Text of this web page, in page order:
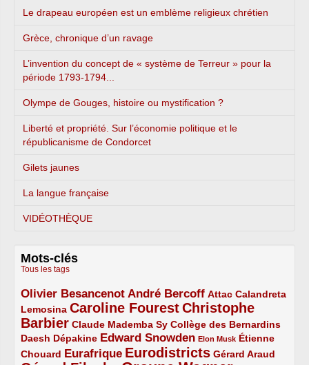
Le drapeau européen est un emblème religieux chrétien
Grèce, chronique d’un ravage
L’invention du concept de « système de Terreur » pour la
période 1793-1794...
Olympe de Gouges, histoire ou mystification ?
Liberté et propriété. Sur l’économie politique et le
républicanisme de Condorcet
Gilets jaunes
La langue française
VIDÉOTHÈQUE
Mots-clés
Tous les tags
Olivier Besancenot
3/5 André Bercoff
3/5 Attac
2/5
Calandreta
Lemosina
2/5 Caroline Fourest
4/5
Christophe
Barbier
4/5 Claude Mademba Sy
2/5 Collège des Bernardins
2/5
Daesh
2/5 Dépakine
2/5 Edward Snowden
3/5 Elon Musk
1/5
Étienne
Chouard
2/5 Eurafrique
3/5 Eurodistricts
4/5 Gérard Araud
2/5